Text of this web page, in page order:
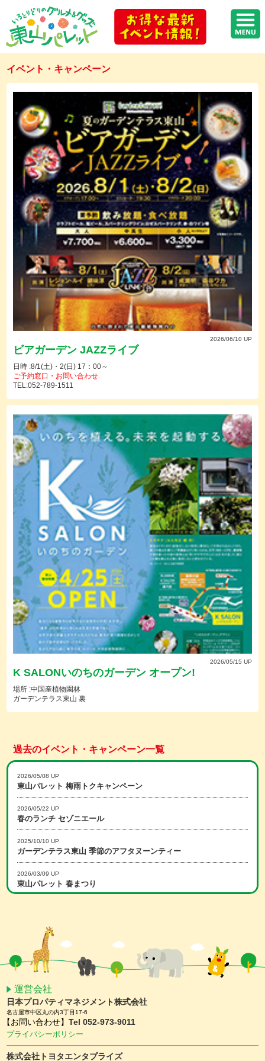
イベント・キャンペーン
2026/06/10 UP
ビアガーデン JAZZライブ
日時 :8/1(土)・2(日) 17：00～
ご予約窓口・お問い合わせ
TEL:052-789-1511
2026/05/15 UP
K SALONいのちのガーデン オープン!
場所 :中国産植物園林
ガーデンテラス東山 裏
過去のイベント・キャンペーン一覧
2026/05/08 UP
東山パレット 梅雨トクキャンペーン
2026/05/22 UP
春のランチ セゾニエール
2025/10/10 UP
ガーデンテラス東山 季節のアフタヌーンティー
2026/03/09 UP
東山パレット 春まつり
2026/02/16 UP
スマホアプリ会員限定 ホワイトデーキャンペーン
2026/01/15 UP
スマホアプリ会員限定 バレンタインキャンペーン
2025/11/25 UP
【予約受付中】クリスマスケーキ ＆ おせち
2025/11/10 UP
ガーデンテラス東山 クリスマスディナー
運営会社
日本プロパティマネジメント株式会社
名古屋市中区丸の内3丁目17-6
【お問い合わせ】Tel 052-973-9011
プライバシーポリシー
株式会社トヨタエンタプライズ